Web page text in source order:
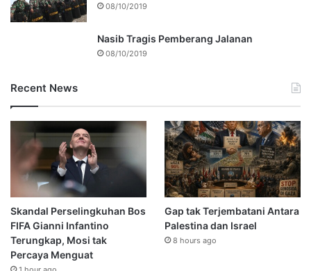
08/10/2019
Nasib Tragis Pemberang Jalanan
08/10/2019
Recent News
Skandal Perselingkuhan Bos
FIFA Gianni Infantino
Terungkap, Mosi tak
Percaya Menguat
Gap tak Terjembatani Antara
Palestina dan Israel
8 hours ago